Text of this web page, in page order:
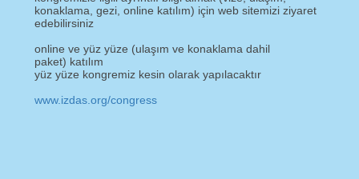
konaklama, gezi, online katılım) için web sitemizi ziyaret
edebilirsiniz
online ve yüz yüze (ulaşım ve konaklama dahil
paket) katılım
yüz yüze kongremiz kesin olarak yapılacaktır
www.izdas.org/congress